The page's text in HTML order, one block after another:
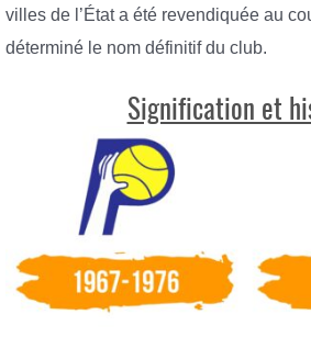
villes de l’État a été revendiquée au
déterminé le nom définitif du club.
Signification et